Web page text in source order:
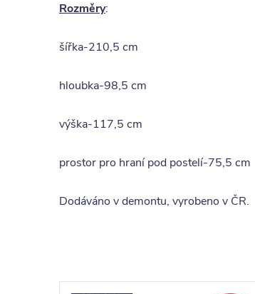
Rozměry:
šířka-210,5 cm
hloubka-98,5 cm
výška-117,5 cm
prostor pro hraní pod postelí-75,5 cm
Dodáváno v demontu, vyrobeno v ČR.